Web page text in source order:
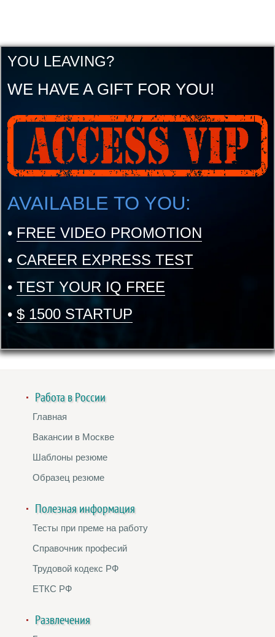
YOU LEAVING?
WE HAVE A GIFT FOR YOU!
AVAILABLE TO YOU:
• FREE VIDEO PROMOTION
• CAREER EXPRESS TEST
• TEST YOUR IQ FREE
• $ 1500 STARTUP
Работа в России
Главная
Вакансии в Москве
Шаблоны резюме
Образец резюме
Полезная информация
Тесты при преме на работу
Справочник професий
Трудовой кодекс РФ
ЕТКС РФ
Развлечения